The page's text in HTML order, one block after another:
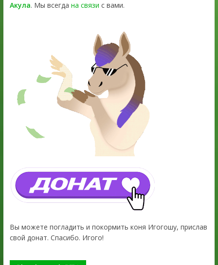
Акула. Мы всегда на связи с вами.
Вы можете погладить и покормить коня Игогошу, прислав
свой донат. Спасибо. Игого!